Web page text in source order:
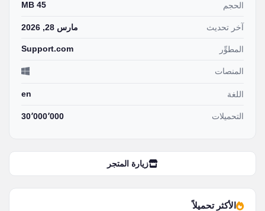
الحجم 45 MB
آخر تحديث مارس 28, 2026
المطوِّر Support.com
المنصات
اللغة en
التحميلات 30٬000٬000
زيارة المتجر
الأكثر تحميلاً